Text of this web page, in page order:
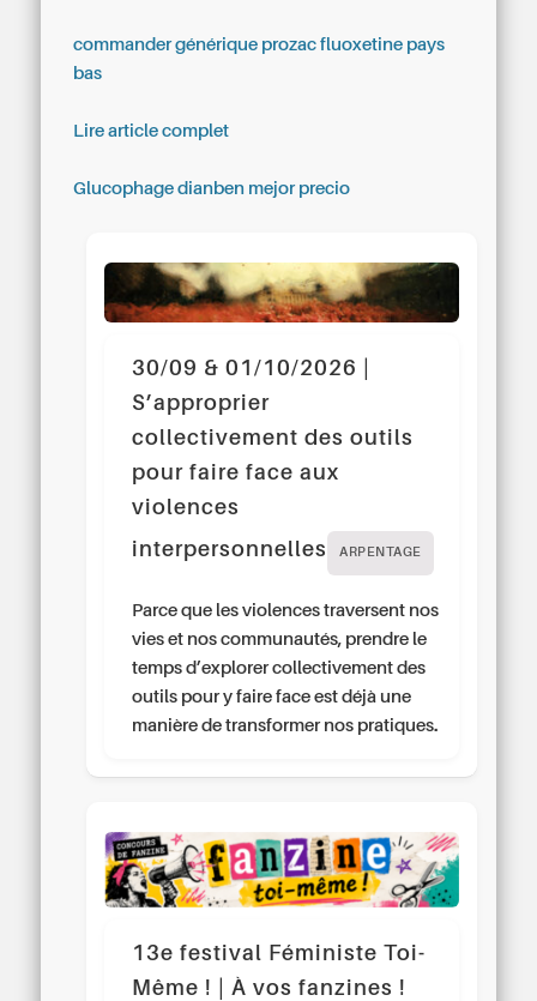
commander générique prozac fluoxetine pays
bas
Lire article complet
Glucophage dianben mejor precio
30/09 & 01/10/2026 |
S’approprier
collectivement des outils
pour faire face aux
violences
interpersonnelles
ARPENTAGE
Parce que les violences traversent nos
vies et nos communautés, prendre le
temps d’explorer collectivement des
outils pour y faire face est déjà une
manière de transformer nos pratiques.
13e festival Féministe Toi-
Même ! | À vos fanzines !